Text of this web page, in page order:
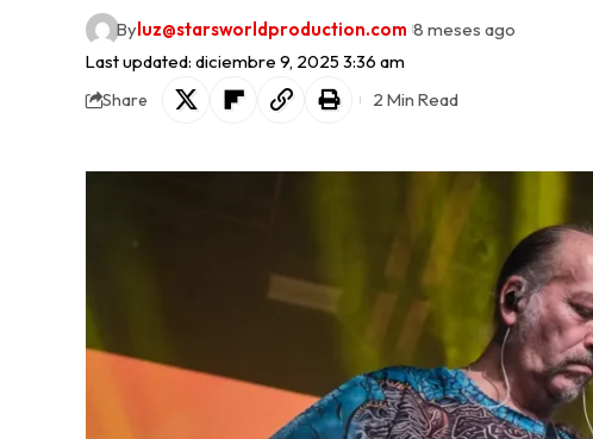
Last updated: diciembre 9, 2025 3:36 am
By luz@starsworldproduction.com 8 meses ago
Share 2 Min Read